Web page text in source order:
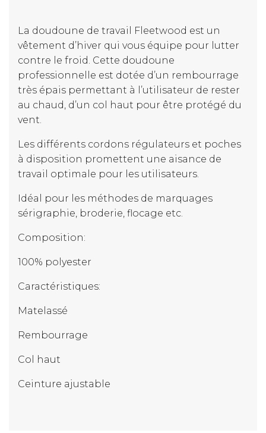
La doudoune de travail Fleetwood est un
vêtement d’hiver qui vous équipe pour lutter
contre le froid. Cette doudoune
professionnelle est dotée d’un rembourrage
très épais permettant à l’utilisateur de rester
au chaud, d’un col haut pour être protégé du
vent.
Les différents cordons régulateurs et poches
à disposition promettent une aisance de
travail optimale pour les utilisateurs.
Idéal pour les méthodes de marquages
sérigraphie, broderie, flocage etc.
Composition:
100% polyester
Caractéristiques:
Matelassé
Rembourrage
Col haut
Ceinture ajustable